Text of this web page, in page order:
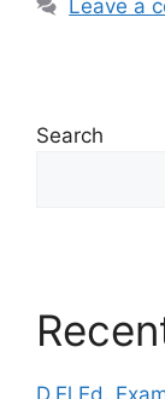
Leave a
Search
D.El.Ed.